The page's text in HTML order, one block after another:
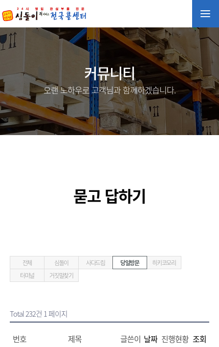
커뮤니티
오랜 노하우로 고객님과 함께하겠습니다.
묻고 답하기
전체 심돌이 사다드림 당일방문
히키코모리
터미널
거짓말찾기
Total 232건 1 페이지
번호 제목 글쓴이 날짜 진행현황 조회